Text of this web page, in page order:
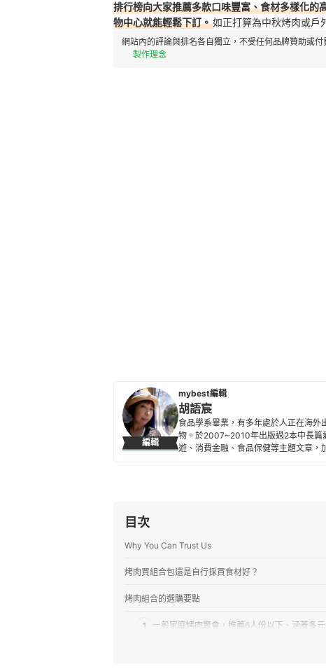
排行榜向大家推薦多款口味豐富、食材多樣化的
物中心就能輕鬆下訂。如正打算為中秋烤肉或戶
網站內的評論與排名各自獨立，不受任何品牌贊助或
製作理念
編輯
mybest編輯
胡語宸
食品學系畢業，有多年處於人正在海
物。於2007~2010年出版過2本中長篇
遊、消費金融、食品保健等主題文章
目次
Why You Can Trust Us
烤肉買組合包還是自行採買食材好？
烤肉組合的選購要點
1 一般家庭烤肉聚會，推薦6人份以下、涵蓋多